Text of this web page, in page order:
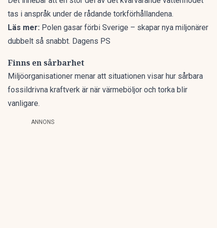
tas i anspråk under de rådande torkförhållandena.
Läs mer: Polen gasar förbi Sverige – skapar nya miljonärer
dubbelt så snabbt. Dagens PS
Finns en sårbarhet
Miljöorganisationer menar att situationen visar hur sårbara
fossildrivna kraftverk är när värmeböljor och torka blir
vanligare.
ANNONS